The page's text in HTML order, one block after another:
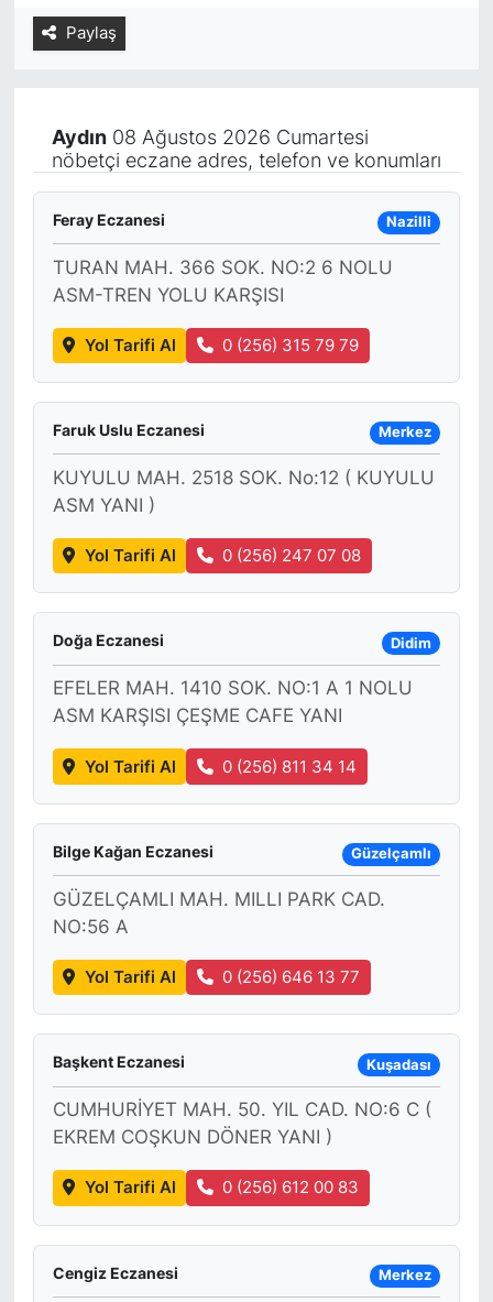
Paylaş
Aydın08 Ağustos 2026 Cumartesi
nöbetçi eczane adres, telefon ve konumları
Feray Eczanesi Nazilli
TURAN MAH. 366 SOK. NO:2 6 NOLU
ASM-TREN YOLU KARŞISI
Yol Tarifi Al 0 (256) 315 79 79
Faruk Uslu Eczanesi Merkez
KUYULU MAH. 2518 SOK. No:12 ( KUYULU
ASM YANI )
Yol Tarifi Al 0 (256) 247 07 08
Doğa Eczanesi Didim
EFELER MAH. 1410 SOK. NO:1 A 1 NOLU
ASM KARŞISI ÇEŞME CAFE YANI
Yol Tarifi Al 0 (256) 811 34 14
Bilge Kağan Eczanesi Güzelçamlı
GÜZELÇAMLI MAH. MILLI PARK CAD.
NO:56 A
Yol Tarifi Al 0 (256) 646 13 77
Başkent Eczanesi Kuşadası
CUMHURİYET MAH. 50. YIL CAD. NO:6 C (
EKREM COŞKUN DÖNER YANI )
Yol Tarifi Al 0 (256) 612 00 83
Cengiz Eczanesi Merkez
Yurt Dışı Fuarlar
Spor
KÜLTÜR SANAT
SAVUNMA SANAYİ
FUAR HABERLERİ
FUAR TAKVİMİ
FUAR RAPORU
FESTİVAL HABERLERİ
FESTİVAL TAKVİMİ
KONGRE HABERLERİ
BİYOGRAFİLER